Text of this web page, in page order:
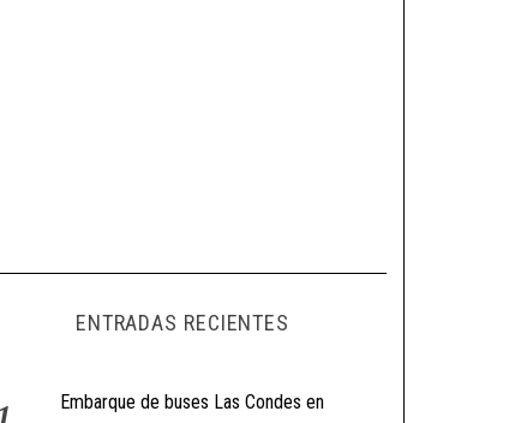
ENTRADAS RECIENTES
Embarque de buses Las Condes en